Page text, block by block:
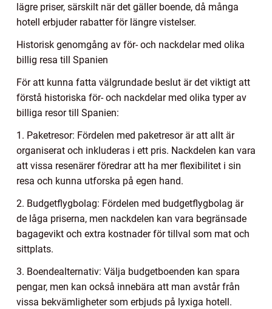
lägre priser, särskilt när det gäller boende, då många
hotell erbjuder rabatter för längre vistelser.
Historisk genomgång av för- och nackdelar med olika
billig resa till Spanien
För att kunna fatta välgrundade beslut är det viktigt att
förstå historiska för- och nackdelar med olika typer av
billiga resor till Spanien:
1. Paketresor: Fördelen med paketresor är att allt är
organiserat och inkluderas i ett pris. Nackdelen kan vara
att vissa resenärer föredrar att ha mer flexibilitet i sin
resa och kunna utforska på egen hand.
2. Budgetflygbolag: Fördelen med budgetflygbolag är
de låga priserna, men nackdelen kan vara begränsade
bagagevikt och extra kostnader för tillval som mat och
sittplats.
3. Boendealternativ: Välja budgetboenden kan spara
pengar, men kan också innebära att man avstår från
vissa bekvämligheter som erbjuds på lyxiga hotell.